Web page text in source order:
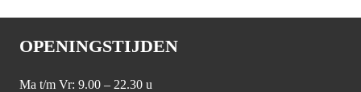
OPENINGSTIJDEN
Ma t/m Vr: 9.00 – 22.30 u